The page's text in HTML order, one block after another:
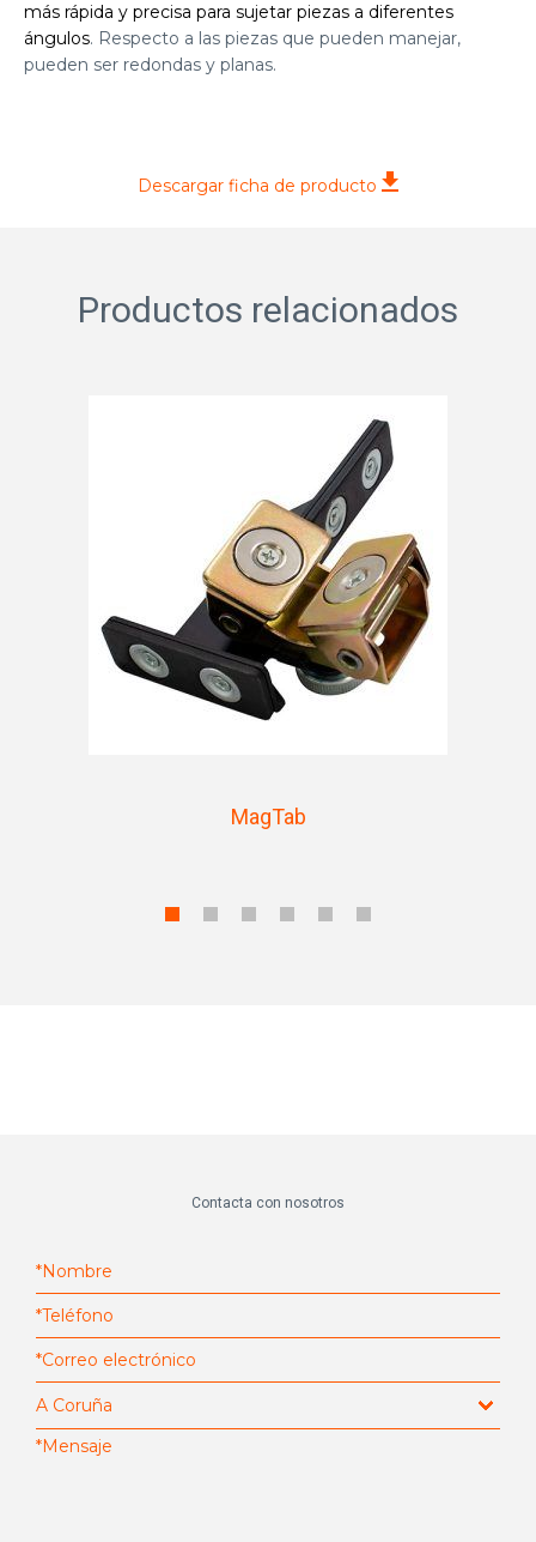
más rápida y precisa para sujetar piezas a diferentes
ángulos. Respecto a las piezas que pueden manejar,
pueden ser redondas y planas.
Descargar ficha de producto
Productos relacionados
MagTab
Contacta con nosotros